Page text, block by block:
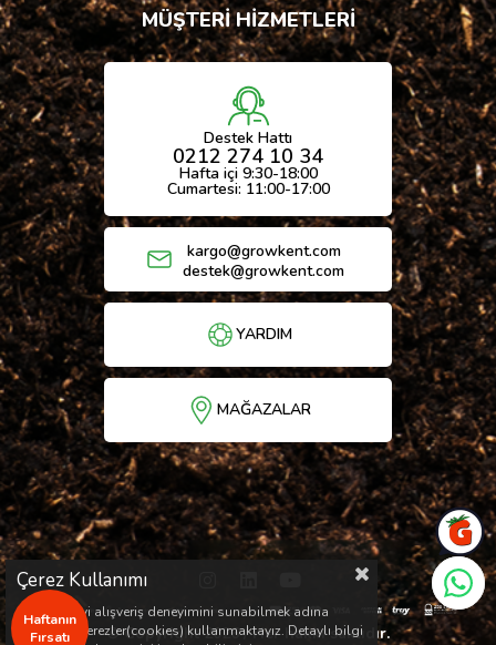
MÜŞTERİ HİZMETLERİ
Destek Hattı
0212 274 10 34
Hafta içi 9:30-18:00
Cumartesi: 11:00-17:00
kargo@growkent.com
destek@growkent.com
YARDIM
MAĞAZALAR
Haftanın
Fırsatı
© Copyright 2026 / Her hakkı saklıdır.
Çerez Kullanımı
Sizlere en iyi alışveriş deneyimini sunabilmek adına
sitemizde çerezler(cookies) kullanmaktayız. Detaylı bilgi